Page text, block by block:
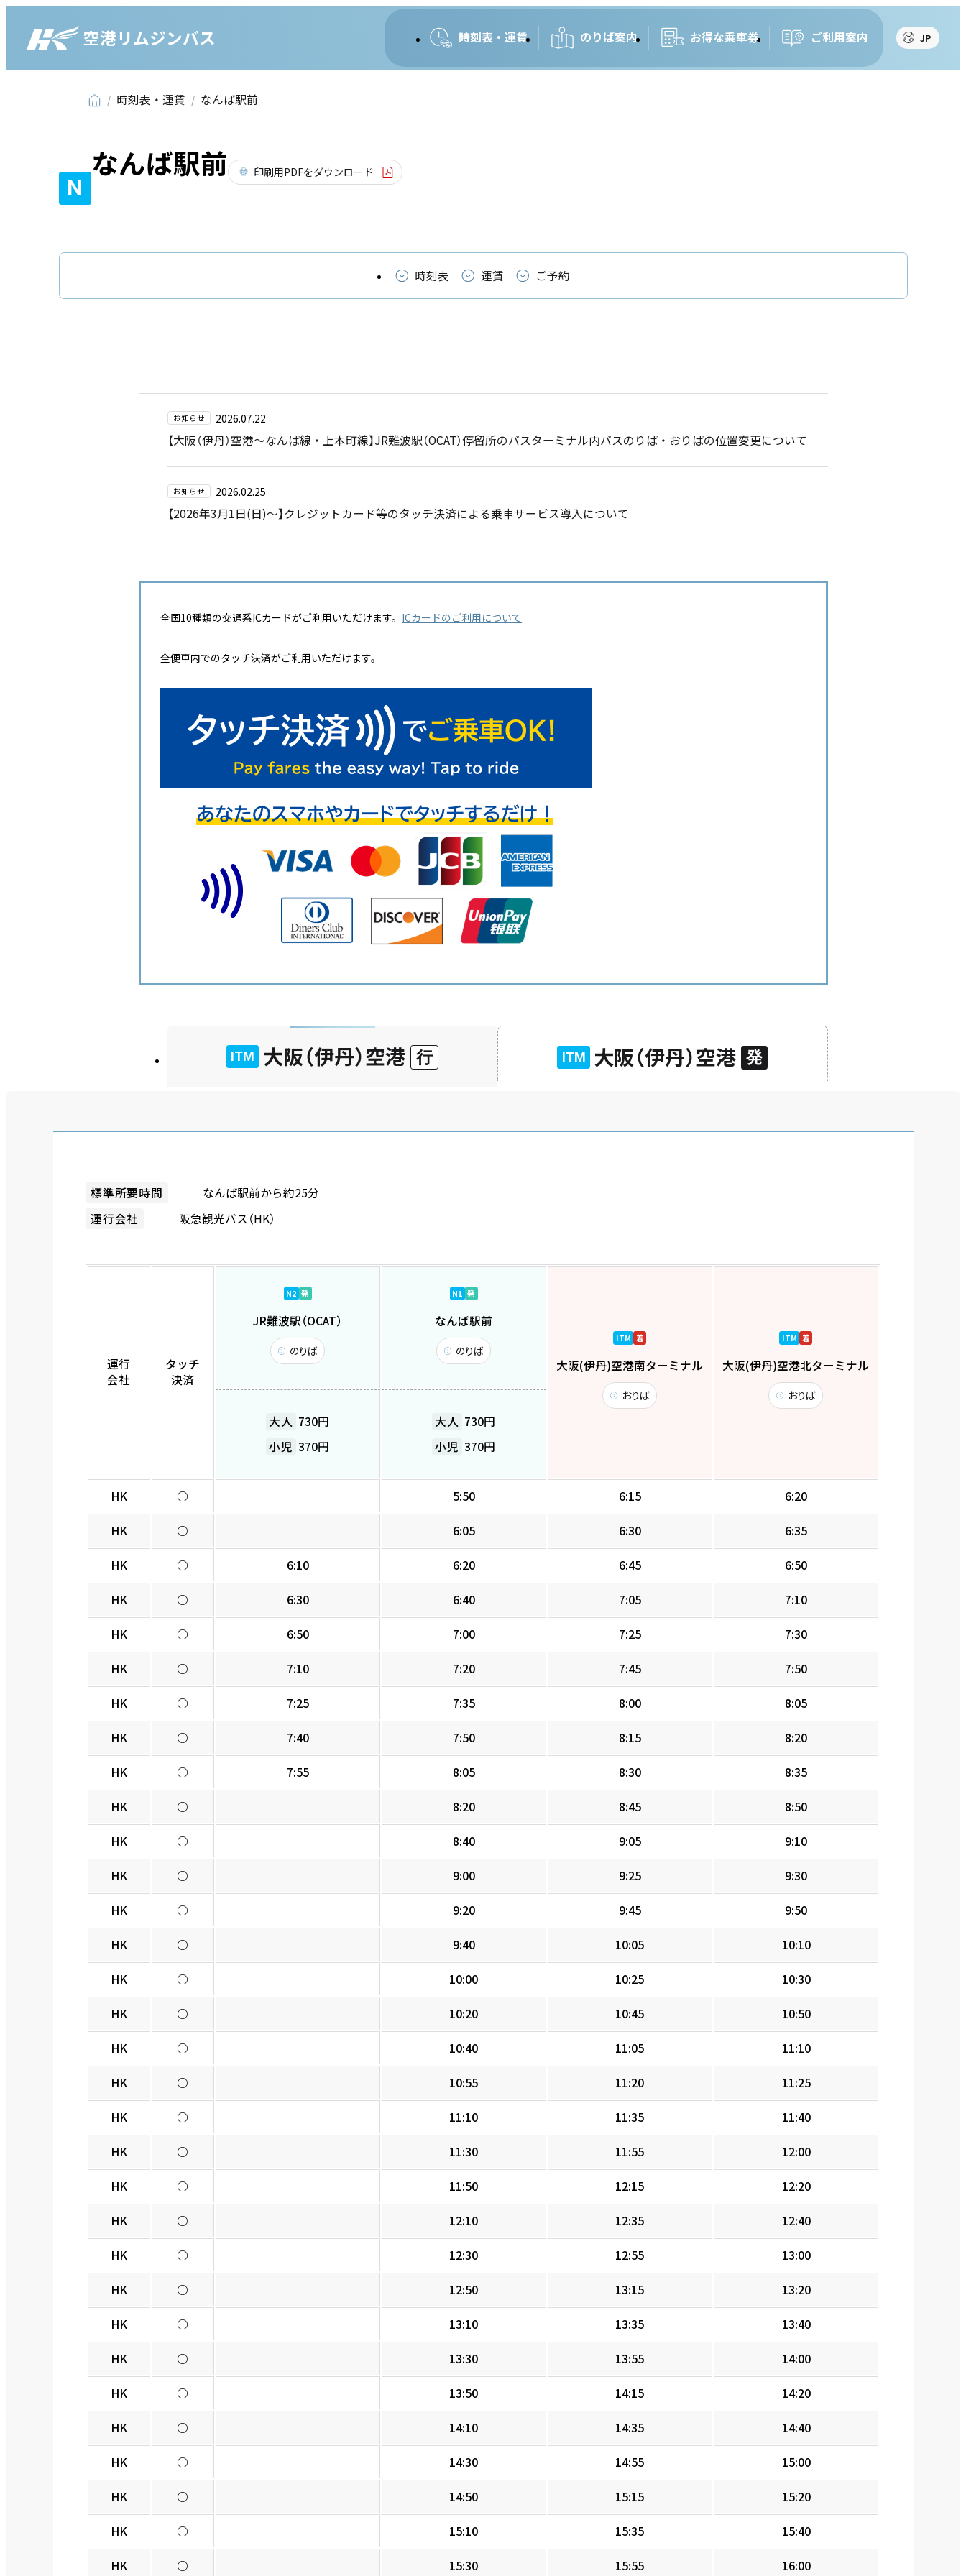
空港リムジンバス 時刻表・運賃 のりば案内 お得な乗車券 ご利用案内
JP
EN 繁 簡 한
時刻表・運賃 なんば駅前
N
なんば駅前 印刷用PDFをダウンロード
時刻表 運賃 ご予約
お知らせ 2026.07.22
【大阪（伊丹）空港～なんば線・上本町線】JR難波駅（OCAT）停留所のバスターミナル内バスのりば・おりばの位置変更について
お知らせ 2026.02.25
【2026年3月1日(日)～】クレジットカード等のタッチ決済による乗車サービス導入について
全国10種類の交通系ICカードがご利用いただけます。 ICカードのご利用について
全便車内でのタッチ決済がご利用いただけます。
ITM 大阪（伊丹）空港 行 ITM 大阪（伊丹）空港 発
標準所要時間
なんば駅前から約25分
運行会社
阪急観光バス（HK）
運行
会社
タッチ
決済
N2 発
JR難波駅（OCAT）
のりば
N1 発
なんば駅前
のりば
ITM 着
大阪(伊丹)空港南ターミナル
おりば
ITM 着
大阪(伊丹)空港北ターミナル
おりば
大人 730円
小児 370円
大人 730円
小児 370円
HK ○ 5:50 6:15 6:20
HK ○ 6:05 6:30 6:35
HK ○ 6:10 6:20 6:45 6:50
HK ○ 6:30 6:40 7:05 7:10
HK ○ 6:50 7:00 7:25 7:30
HK ○ 7:10 7:20 7:45 7:50
HK ○ 7:25 7:35 8:00 8:05
HK ○ 7:40 7:50 8:15 8:20
HK ○ 7:55 8:05 8:30 8:35
HK ○ 8:20 8:45 8:50
HK ○ 8:40 9:05 9:10
HK ○ 9:00 9:25 9:30
HK ○ 9:20 9:45 9:50
HK ○ 9:40 10:05 10:10
HK ○ 10:00 10:25 10:30
HK ○ 10:20 10:45 10:50
HK ○ 10:40 11:05 11:10
HK ○ 10:55 11:20 11:25
HK ○ 11:10 11:35 11:40
HK ○ 11:30 11:55 12:00
HK ○ 11:50 12:15 12:20
HK ○ 12:10 12:35 12:40
HK ○ 12:30 12:55 13:00
HK ○ 12:50 13:15 13:20
HK ○ 13:10 13:35 13:40
HK ○ 13:30 13:55 14:00
HK ○ 13:50 14:15 14:20
HK ○ 14:10 14:35 14:40
HK ○ 14:30 14:55 15:00
HK ○ 14:50 15:15 15:20
HK ○ 15:10 15:35 15:40
HK ○ 15:30 15:55 16:00
タッチ決済